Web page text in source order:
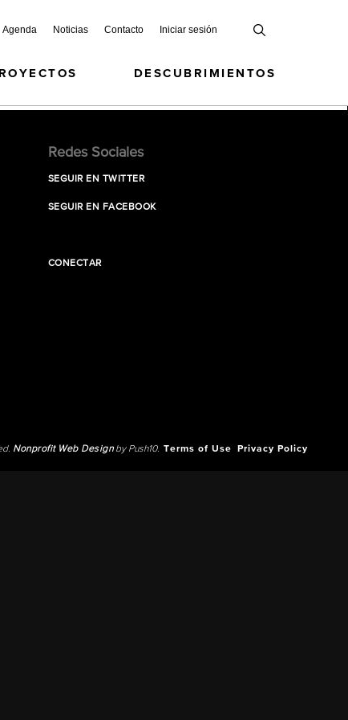
Agenda Noticias Contacto Iniciar sesión
DESCUBRIMIENTOS
Redes Sociales
SEGUIR EN TWITTER
SEGUIR EN FACEBOOK
CONECTAR
Nonprofit Web Designby Push10. Terms of Use Privacy Policy